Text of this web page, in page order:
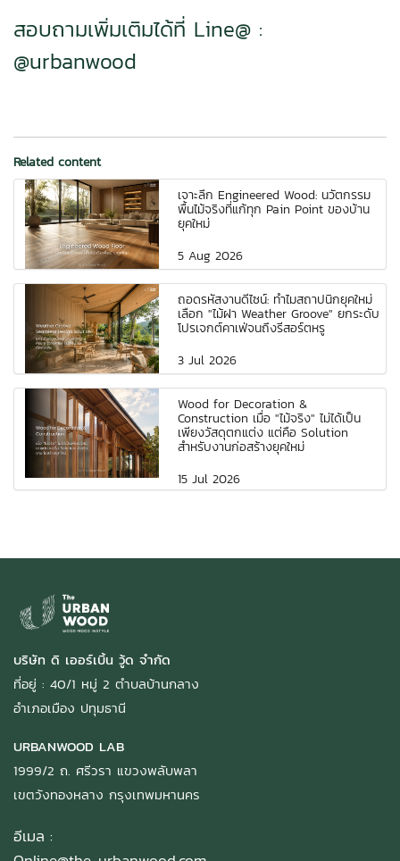
สอบถามเพิ่มเติมได้ที่ Line@ :
@urbanwood
Related content
เจาะลึก Engineered Wood: นวัตกรรม
พื้นไม้จริงที่แก้ทุก Pain Point ของบ้าน
ยุคใหม่
5 Aug 2026
ถอดรหัสงานดีไซน์: ทำไมสถาปนิกยุคใหม่
เลือก "ไม้ฝา Weather Groove" ยกระดับ
โปรเจกต์คาเฟ่จนถึงรีสอร์ตหรู
3 Jul 2026
Wood for Decoration &
Construction เมื่อ "ไม้จริง" ไม่ได้เป็น
เพียงวัสดุตกแต่ง แต่คือ Solution
สำหรับงานก่อสร้างยุคใหม่
15 Jul 2026
บริษัท ดิ เออร์เบิ้น วู้ด จำกัด
ที่อยู่ : 40/1 หมู่ 2 ตำบลบ้านกลาง
อำเภอเมือง ปทุมธานี
URBANWOOD LAB
1999/2 ถ. ศรีวรา แขวงพลับพลา
เขตวังทองหลาง กรุงเทพมหานคร
อีเมล :